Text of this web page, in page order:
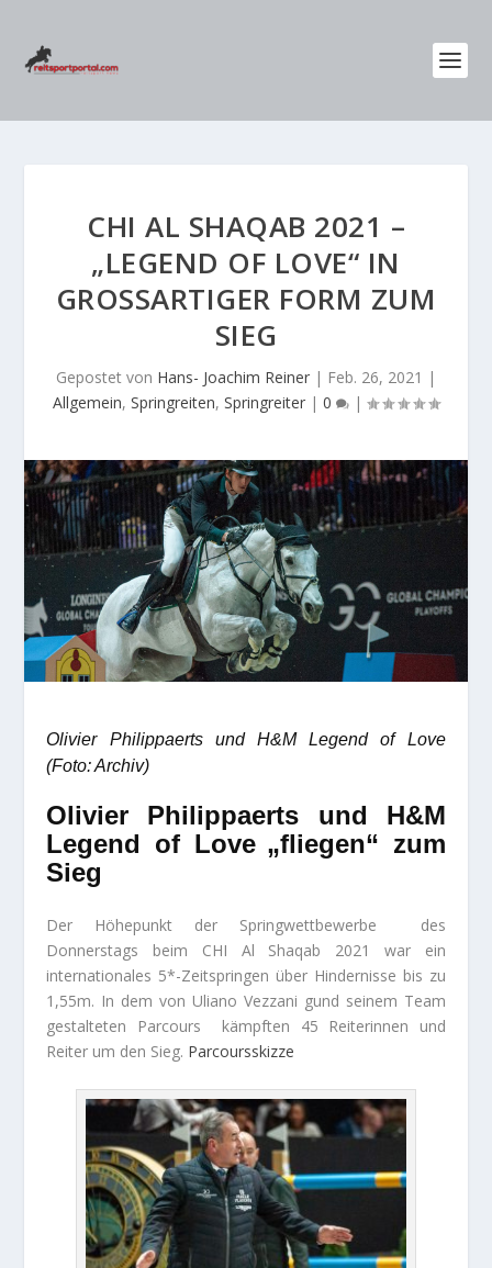
CHI AL SHAQAB 2021 –
„LEGEND OF LOVE“ IN
GROSSARTIGER FORM ZUM S
IEG
Gepostet von Hans- Joachim Reiner | Feb. 26, 2021 |
Allgemein, Springreiten, Springreiter | 0 |
Olivier Philippaerts und H&M Legend of Love
(Foto: Archiv)
Olivier Philippaerts und H&M
Legend of Love „fliegen“ zum
Sieg
Der Höhepunkt der Springwettbewerbe des
Donnerstags beim CHI Al Shaqab 2021 war ein
internationales 5*-Zeitspringen über Hindernisse bis zu
1,55m. In dem von Uliano Vezzani gund seinem Team
gestalteten Parcours kämpften 45 Reiterinnen und
Reiter um den Sieg. Parcoursskizze